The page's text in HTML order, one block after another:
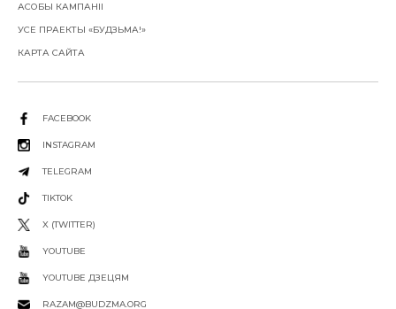
АСОБЫ КАМПАНІІ
УСЕ ПРАЕКТЫ «БУДЗЬМА!»
КАРТА САЙТА
FACEBOOK
INSTAGRAM
TELEGRAM
TIKTOK
X (TWITTER)
YOUTUBE
YOUTUBE ДЗЕЦЯМ
RAZAM@BUDZMA.ORG